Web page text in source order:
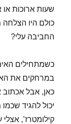
שעות ארוכות
כולם היו הצלחה
החביבה עלי?
כשמתחילים
במרחקים את
כאן, אבל אכתוב
יכול להגיד
קילומטרז’, אצלי